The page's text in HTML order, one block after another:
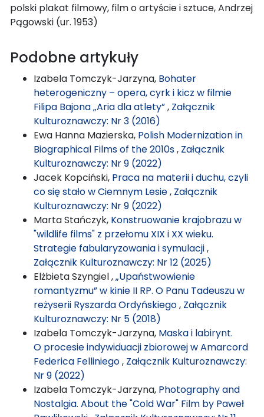
polski plakat filmowy, film o artyście i sztuce, Andrzej
Pągowski (ur. 1953)
Podobne artykuły
Izabela Tomczyk-Jarzyna, Bohater
heterogeniczny – opera, cyrk i kicz w filmie
Filipa Bajona „Aria dla atlety”, Załącznik
Kulturoznawczy: Nr 3 (2016)
Ewa Hanna Mazierska, Polish Modernization in
Biographical Films of the 2010s, Załącznik
Kulturoznawczy: Nr 9 (2022)
Jacek Kopciński, Praca na materii i duchu, czyli
co się stało w Ciemnym Lesie, Załącznik
Kulturoznawczy: Nr 9 (2022)
Marta Stańczyk, Konstruowanie krajobrazu w
"wildlife films" z przełomu XIX i XX wieku.
Strategie fabularyzowania i symulacji,
Załącznik Kulturoznawczy: Nr 12 (2025)
Elżbieta Szyngiel ,„Upaństwowienie
romantyzmu” w kinie II RP. O Panu Tadeuszu w
reżyserii Ryszarda Ordyńskiego, Załącznik
Kulturoznawczy: Nr 5 (2018)
Izabela Tomczyk-Jarzyna, Maska i labirynt.
O procesie indywiduacji zbiorowej w Amarcord
Federica Felliniego, Załącznik Kulturoznawczy:
Nr 9 (2022)
Izabela Tomczyk-Jarzyna, Photography and
Nostalgia. About the "Cold War" Film by Paweł